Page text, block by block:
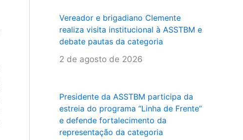
Vereador e brigadiano Clemente
realiza visita institucional à ASSTBM e
debate pautas da categoria
2 de agosto de 2026
Presidente da ASSTBM participa da
estreia do programa “Linha de Frente”
e defende fortalecimento da
representação da categoria